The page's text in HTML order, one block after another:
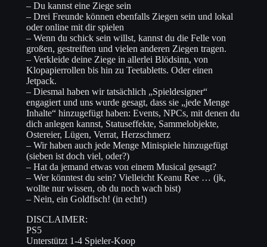
– Du kannst eine Ziege sein
– Drei Freunde können ebenfalls Ziegen sein und lokal
oder online mit dir spielen
– Wenn du schick sein willst, kannst du die Felle von
großen, gestreiften und vielen anderen Ziegen tragen.
– Verkleide deine Ziege in allerlei Blödsinn, von
Klopapierrollen bis hin zu Teetabletts. Oder einen
Jetpack.
– Diesmal haben wir tatsächlich „Spieldesigner“
engagiert und uns wurde gesagt, dass sie „jede Menge
Inhalte“ hinzugefügt haben: Events, NPCs, mit denen du
dich anlegen kannst, Statuseffekte, Sammelobjekte,
Ostereier, Lügen, Verrat, Herzschmerz
– Wir haben auch jede Menge Minispiele hinzugefügt
(sieben ist doch viel, oder?)
– Hat da jemand etwas von einem Musical gesagt?
– Wer könntest du sein? Vielleicht Keanu Ree … (jk,
wollte nur wissen, ob du noch wach bist)
– Nein, ein Goldfisch! (in echt!)
DISCLAIMER:
PS5
Unterstützt 1-4 Spieler-Koop